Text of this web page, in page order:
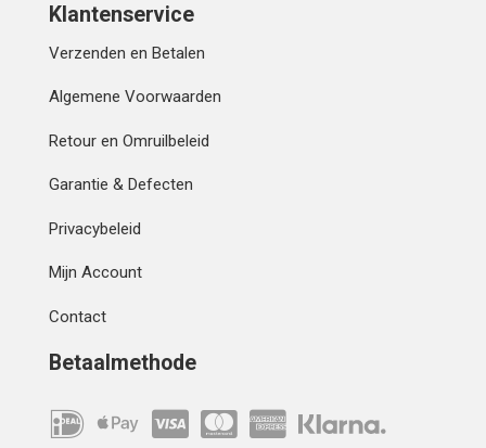
Klantenservice
Verzenden en Betalen
Algemene Voorwaarden
Retour en Omruilbeleid
Garantie & Defecten
Privacybeleid
Mijn Account
Contact
Betaalmethode